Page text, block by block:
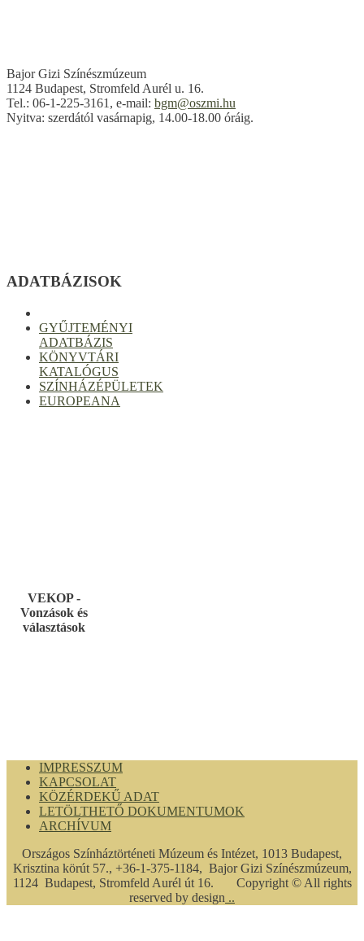
Bajor Gizi Színészmúzeum
1124 Budapest, Stromfeld Aurél u. 16.
Tel.: 06-1-225-3161, e-mail: bgm@oszmi.hu
Nyitva: szerdától vasárnapig, 14.00-18.00 óráig.
ADATBÁZISOK
GYŰJTEMÉNYI
ADATBÁZIS
KÖNYVTÁRI
KATALÓGUS
SZÍNHÁZÉPÜLETEK
EUROPEANA
VEKOP -
Vonzások és
választások
IMPRESSZUM
KAPCSOLAT
KÖZÉRDEKŰ ADAT
LETÖLTHETŐ DOKUMENTUMOK
ARCHÍVUM
Országos Színháztörténeti Múzeum és Intézet, 1013 Budapest,
Krisztina körút 57., +36-1-375-1184, Bajor Gizi Színészmúzeum,
1124 Budapest, Stromfeld Aurél út 16. Copyright © All rights
reserved by design ..